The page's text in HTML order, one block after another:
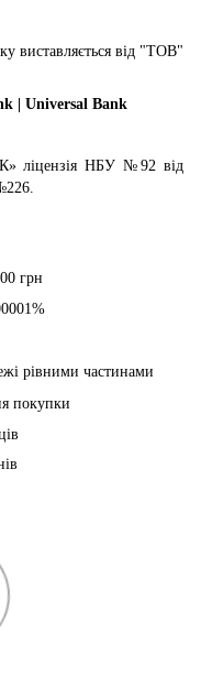
виставляється від "ТОВ"
| Universal Bank
ліцензія НБУ №92 від
грн
рівними частинами
покупки